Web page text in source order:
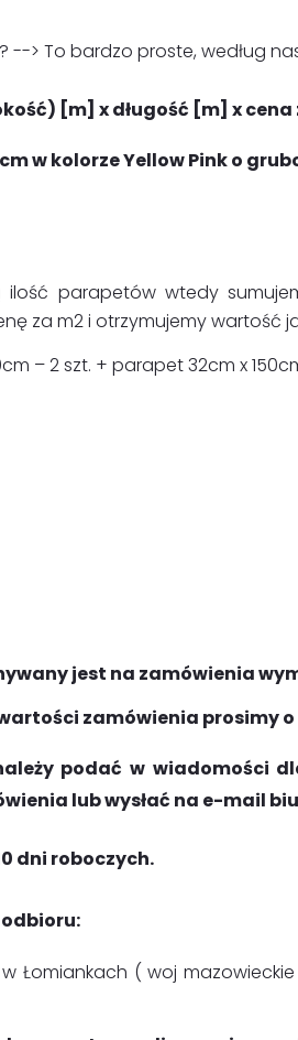
> To bardzo proste, według
[m] x długość [m] x cena
w kolorze Yellow Pink o
parapetów wtedy
za m2 i otrzymujemy wartość
– 2 szt. + parapet 32cm x
jest na zamówienia
zamówienia prosimy
podać w wiadomości
lub wysłać na e-mail
dni roboczych.
( woj mazowieckie